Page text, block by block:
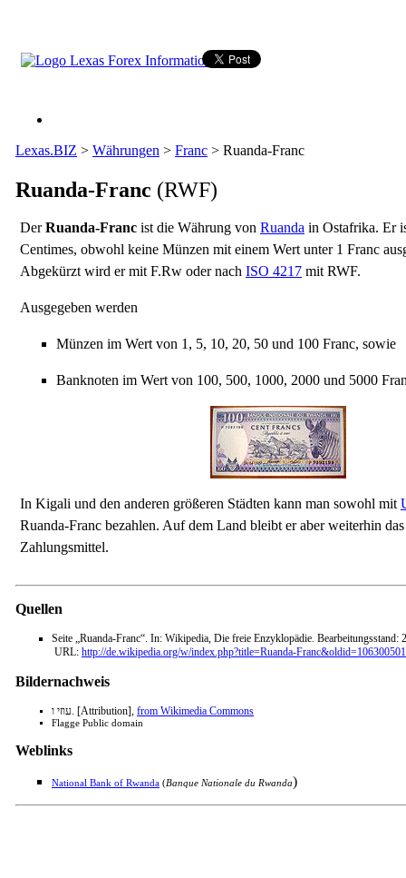
Lexas.BIZ > Währungen > Franc > Ruanda-Franc
Ruanda-Franc (RWF)
DerRuanda-Franc ist die Währung von Ruanda in Ostafrika. Er
Centimes, obwohl keine Münzen mit einem Wert unter 1 Franc
Abgekürzt wird er mit F.Rw oder nach ISO 4217 mit RWF.
Ausgegeben werden
Münzen im Wert von 1, 5, 10, 20, 50 und 100 Franc, sowie
Banknoten im Wert von 100, 500, 1000, 2000 und 5000
In Kigali und den anderen größeren Städten kann man sowohl mit
Ruanda-Franc bezahlen. Auf dem Land bleibt er aber weiterhin
Zahlungsmittel.
Quellen
Seite „Ruanda-Franc“. In: Wikipedia, Die freie Enzyklopädie.
URL: http://de.wikipedia.org/w/index.php?title=Ruanda-Franc&oldid=106300501
Bildernachweis
עוזי ו. [Attribution], from Wikimedia Commons
Flagge Public domain
Weblinks
National Bank of Rwanda (Banque Nationale du Rwanda)